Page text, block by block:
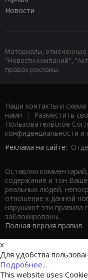
Новости
Материалы, отмеченные
"Новости компаний",
правах рекламы.
Наши контакты и схема
нами | Разместить
Пользовательское
конфиденциальности и
Реклама на сайте:
Оставляя
содержание и тон
реальных людей,
отношение к данной
нарушают эти правила
заблокированы.
Полная версия правил
x
Для удобства
Подробнее...
This website uses